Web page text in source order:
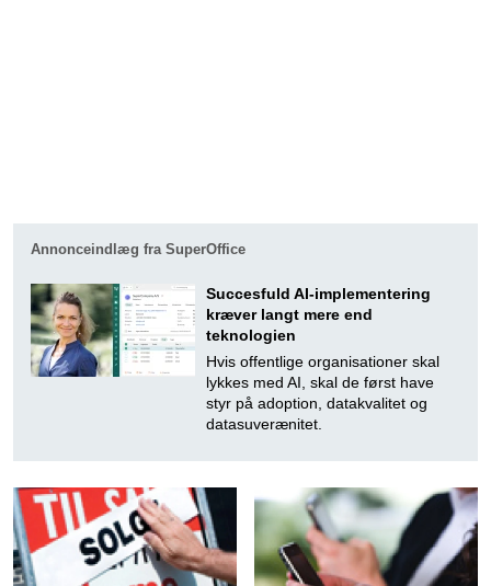
Annonceindlæg fra SuperOffice
Succesfuld AI-implementering
kræver langt mere end
teknologien
Hvis offentlige organisationer skal
lykkes med AI, skal de først have
styr på adoption, datakvalitet og
datasuverænitet.